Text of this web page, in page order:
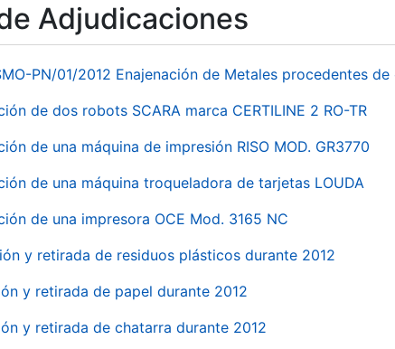
Adjudicaciones
PN/01/2012 Enajenación de Metales procedentes
de dos robots SCARA marca CERTILINE 2 RO-TR
de una máquina de impresión RISO MOD. GR3770
de una máquina troqueladora de tarjetas LOUDA
de una impresora OCE Mod. 3165 NC
y retirada de residuos plásticos durante 2012
y retirada de papel durante 2012
y retirada de chatarra durante 2012